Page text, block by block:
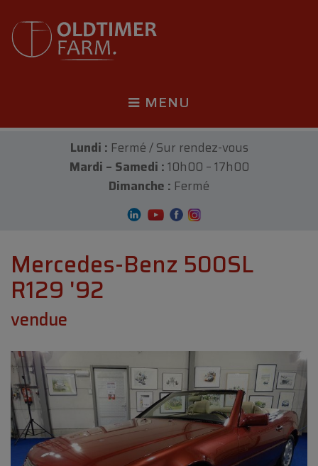
MENU
Lundi : Fermé / Sur rendez-vous
Mardi – Samedi :10h00 – 17h00
Dimanche : Fermé
Mercedes-Benz 500SL
R129 '92
vendue